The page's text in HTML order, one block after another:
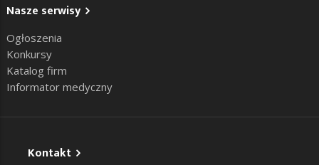
Nasze serwisy
Ogłoszenia
Konkursy
Katalog firm
Informator medyczny
Kontakt